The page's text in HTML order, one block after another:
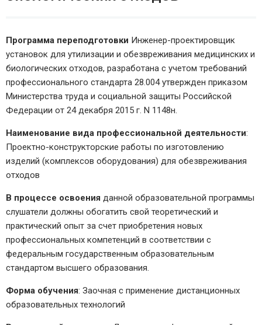
Программа переподготовки Инженер-проектировщик
установок для утилизации и обезвреживания медицинских и
биологических отходов, разработана с учетом требований
профессионального стандарта 28.004 утвержден приказом
Министерства труда и социальной защиты Российской
Федерации от 24 декабря 2015 г. N 1148н.
Наименование вида профессиональной деятельности:
Проектно-конструкторские работы по изготовлению
изделий (комплексов оборудования) для обезвреживания
отходов
В процессе освоения данной образовательной программы
слушатели должны обогатить свой теоретический и
практический опыт за счет приобретения новых
профессиональных компетенций в соответствии с
федеральным государственным образовательным
стандартом высшего образования.
Форма обучения: Заочная с применение дистанционных
образовательных технологий